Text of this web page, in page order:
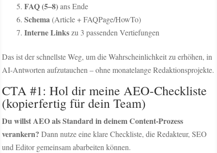
FAQ (5–8)ans Ende
Schema(Article + FAQPage/HowTo)
Interne Links zu 3 passenden Vertiefungen
Das ist der schnellste Weg, um die Wahrscheinlichkeit zu erhöhen, in
AI-Antworten aufzutauchen – ohne monatelange Redaktionsprojekte.
CTA #1: Hol dir meine AEO-Checkliste
(kopierfertig für dein Team)
Du willst AEO als Standard in deinem Content-Prozess
verankern? Dann nutze eine klare Checkliste, die Redakteur, SEO
und Editor gemeinsam abarbeiten können.